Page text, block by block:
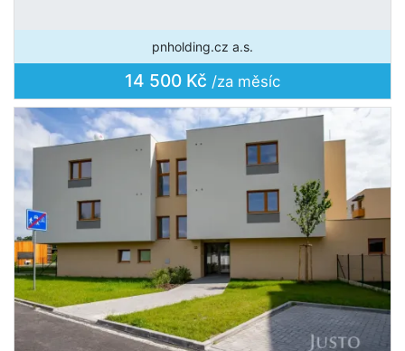
pnholding.cz a.s.
14 500 Kč /za měsíc